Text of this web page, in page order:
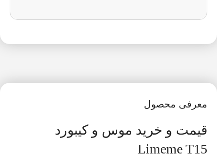
معرفی محصول
قیمت و خرید موس و کیبورد
Limeme T15